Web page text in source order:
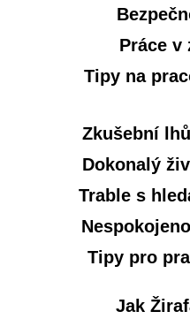
Práce v
Tipy na
Zkušební
Dokonalý
Trable s
Tipy pro
Jak